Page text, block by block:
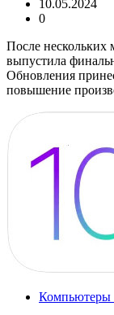
10.05.2024
0
После нескольких
выпустила
Обновления
повышение
Компьютеры